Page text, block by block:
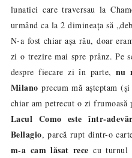
lunatici care traversau la
urmând ca la 2 dimineața să
N-a fost chiar așa rău, doar
zi o trezire mai spre prânz. Pe
despre fiecare zi în parte, nu
Milano precum mă așteptam
chiar am petrecut o zi frumoasă
Lacul Como este într-
Bellagio, parcă rupt dintr-o
m-a cam lăsat rece cu